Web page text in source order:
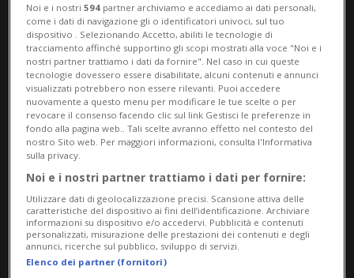
BELLINZONA 2 mesi
Bentancur paga i debiti che
avrebbero portato al
fallimento, ACB salvo (per ora)
Noi e i nostri594 partner archiviamo e accediamo ai dati personali,
come i dati di navigazione gli o identificatori univoci, sul tuo
dispositivo . Selezionando Accetto, abiliti le tecnologie di
tracciamento affinché supportino gli scopi mostrati alla voce "Noi e i
nostri partner trattiamo i dati da fornire". Nel caso in cui queste
tecnologie dovessero essere disabilitate, alcuni contenuti e annunci
visualizzati potrebbero non essere rilevanti. Puoi accedere
nuovamente a questo menu per modificare le tue scelte o per
revocare il consenso facendo clic sul link Gestisci le preferenze in
fondo alla pagina web.. Tali scelte avranno effetto nel contesto del
nostro Sito web. Per maggiori informazioni, consulta l'Informativa
sulla privacy.
Noi e i nostri partner trattiamo i dati per fornire:
Utilizzare dati di geolocalizzazione precisi. Scansione attiva delle
caratteristiche del dispositivo ai fini dell’identificazione. Archiviare
informazioni su dispositivo e/o accedervi. Pubblicità e contenuti
personalizzati, misurazione delle prestazioni dei contenuti e degli
annunci, ricerche sul pubblico, sviluppo di servizi.
Elenco dei partner (fornitori)